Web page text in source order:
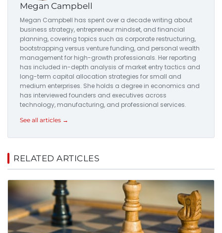
Megan Campbell
Megan Campbell has spent over a decade writing about
business strategy, entrepreneur mindset, and financial
planning, covering topics such as corporate restructuring,
bootstrapping versus venture funding, and personal wealth
management for high-growth professionals. Her reporting
has included in-depth analysis of market entry tactics and
long-term capital allocation strategies for small and
medium enterprises. She holds a degree in economics and
has interviewed founders and executives across
technology, manufacturing, and professional services.
See all articles →
RELATED ARTICLES